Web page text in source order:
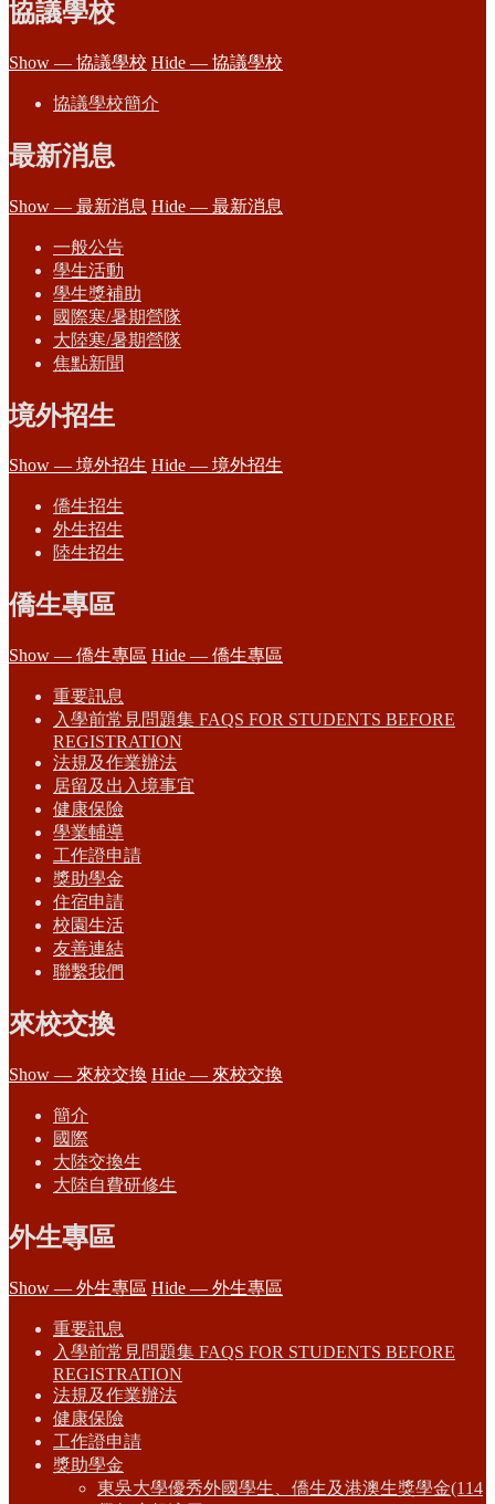
協議學校
Show — 協議學校 Hide — 協議學校
協議學校簡介
最新消息
Show — 最新消息 Hide — 最新消息
一般公告
學生活動
學生獎補助
國際寒/暑期營隊
大陸寒/暑期營隊
焦點新聞
境外招生
Show — 境外招生 Hide — 境外招生
僑生招生
外生招生
陸生招生
僑生專區
Show — 僑生專區 Hide — 僑生專區
重要訊息
入學前常見問題集 FAQS FOR STUDENTS BEFORE
REGISTRATION
法規及作業辦法
居留及出入境事宜
健康保險
學業輔導
工作證申請
獎助學金
住宿申請
校園生活
友善連結
聯繫我們
來校交換
Show — 來校交換 Hide — 來校交換
簡介
國際
大陸交換生
大陸自費研修生
外生專區
Show — 外生專區 Hide — 外生專區
重要訊息
入學前常見問題集 FAQS FOR STUDENTS BEFORE
REGISTRATION
法規及作業辦法
健康保險
工作證申請
獎助學金
東吳大學優秀外國學生、僑生及港澳生獎學金(114